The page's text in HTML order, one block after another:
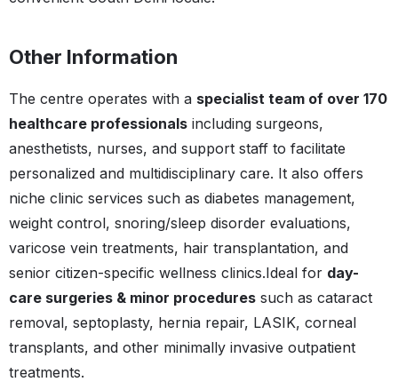
Other Information
The centre operates with a specialist team of over 170
healthcare professionals including surgeons,
anesthetists, nurses, and support staff to facilitate
personalized and multidisciplinary care. It also offers
niche clinic services such as diabetes management,
weight control, snoring/sleep disorder evaluations,
varicose vein treatments, hair transplantation, and
senior citizen-specific wellness clinics.Ideal for day-
care surgeries & minor procedures such as cataract
removal, septoplasty, hernia repair, LASIK, corneal
transplants, and other minimally invasive outpatient
treatments.